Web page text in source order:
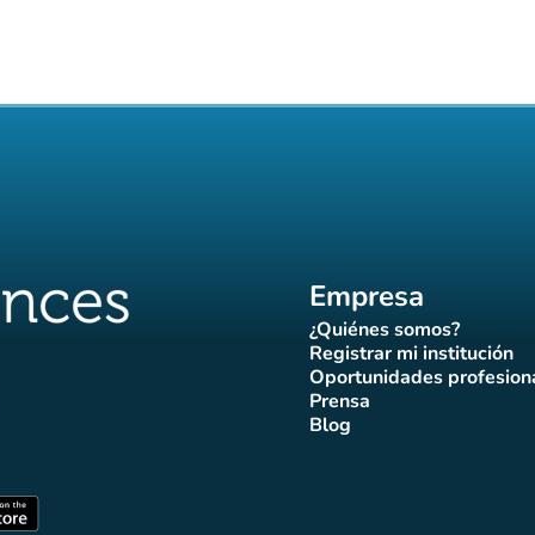
pestaña)
Empresa
¿Quiénes somos?
(nueva pestaña)
Registrar mi institución
(nueva
Oportunidades(nueva
Prensa(nueva pestaña)
Blog(nueva pestaña)